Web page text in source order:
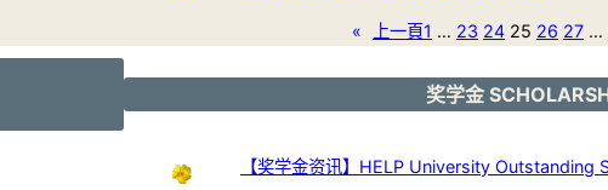
« 上一頁1 … 23 24 25 26 27 …
奖学金
【奖学金资讯】HELP University